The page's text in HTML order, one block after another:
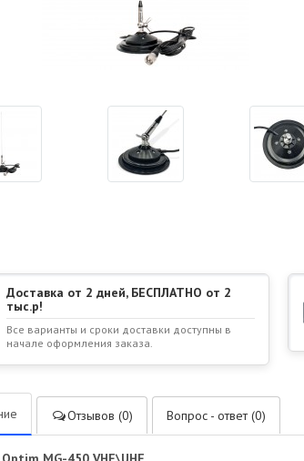
Доставка от 2 дней, БЕСПЛАТНО от 2
тыс.р!
Все варианты и сроки доставки доступны в
начале оформления заказа.
Отзывов (0) Вопрос - ответ (0)